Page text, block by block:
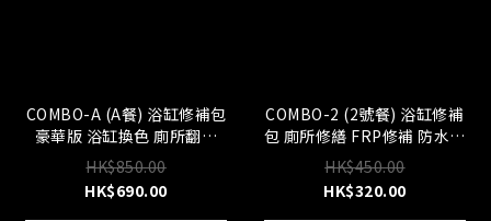
COMBO-A (A餐) 浴缸修補包
豪華版 浴缸換色 廁所翻新
FRP修補 防水 強化 台灣製
HK$850.00
HK$690.00
COMBO-2 (2號餐) 浴缸修補
包 廁所修繕 FRP修補 防水強
化補漏 附教學影片 台灣製
HK$450.00
HK$320.00